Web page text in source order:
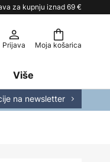
za kupnju iznad 69 €
Moja košarica
Prijava
Više
na newsletter